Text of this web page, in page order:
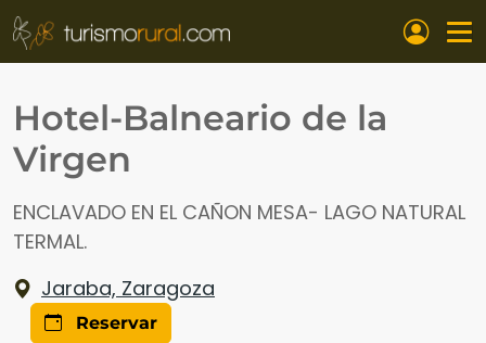
Pasar al contenido principal
Hotel-Balneario de la
Virgen
ENCLAVADO EN EL CAÑON MESA- LAGO NATURAL
TERMAL.
Jaraba, Zaragoza
Reservar